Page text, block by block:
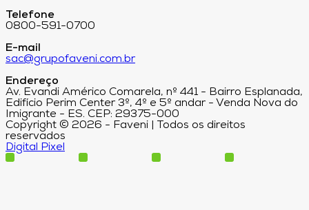
Telefone
0800-591-0700
E-mail
sac@grupofaveni.com.br
Endereço
Av. Evandi Américo Comarela, nº 441 - Bairro Esplanada,
Edifício Perim Center 3º, 4º e 5º andar - Venda Nova do
Imigrante - ES. CEP: 29375-000
Copyright © 2026 - Faveni | Todos os direitos
reservados
Digital Pixel